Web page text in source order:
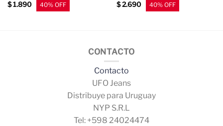
$1.890
$2.690
CONTACTO
Contacto
UFO Jeans
Distribuye para Uruguay
NYP S.R.L
Tel: +598 24024474